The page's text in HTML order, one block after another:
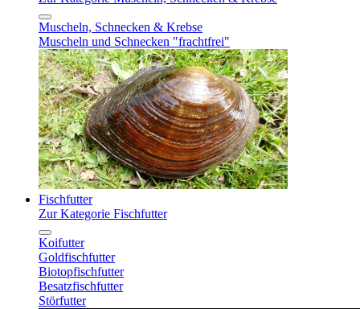
Muscheln, Schnecken & Krebse
Muscheln und Schnecken "frachtfrei"
Fischfutter
Zur Kategorie Fischfutter
Koifutter
Goldfischfutter
Biotopfischfutter
Besatzfischfutter
Störfutter